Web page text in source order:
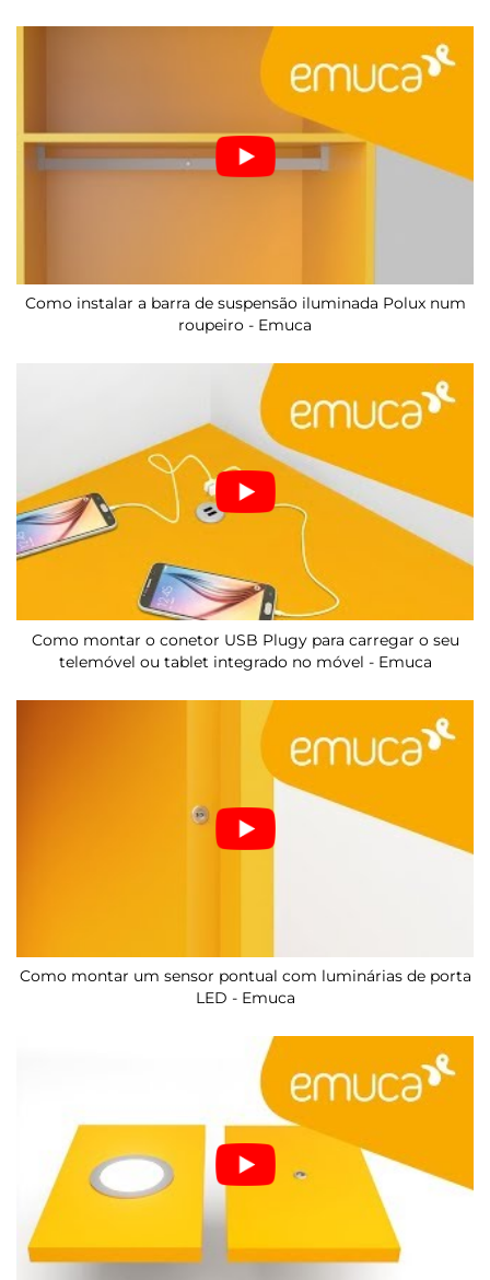
Como instalar a barra de suspensão iluminada Polux num
roupeiro - Emuca
Como montar o conetor USB Plugy para carregar o seu
telemóvel ou tablet integrado no móvel - Emuca
Como montar um sensor pontual com luminárias de porta
LED - Emuca